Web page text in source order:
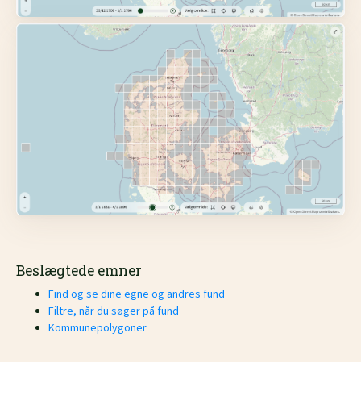
Beslægtede emner
Find og se dine egne og andres fund
Filtre, når du søger på fund
Kommunepolygoner